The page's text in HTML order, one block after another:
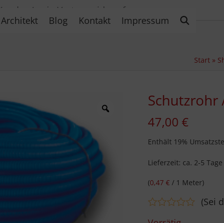
Login Vertrag widerrufen
Blog Kontakt Impressum
Start»
Schutzrohr
47,00 €
Enthält 19%
Lieferzeit: ca. 2-5 Tage
(0,47 €/ 1 Meter)
(Sei